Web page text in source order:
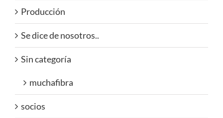
Producción
Se dice de nosotros..
Sin categoría
muchafibra
socios